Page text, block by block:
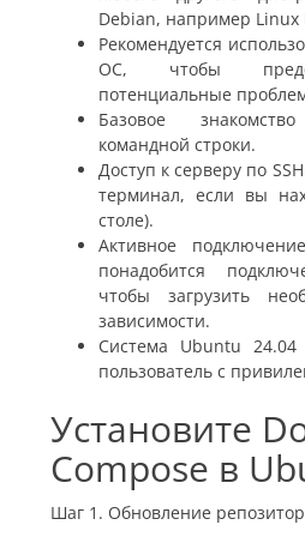
Debian, например Linux
Рекомендуется
ОС, чтобы
потенциальные
Базовое
командной строки.
Доступ к серверу по
терминал, если вы
столе).
Активное
понадобится
чтобы загрузить
зависимости.
Система Ubuntu
пользователь с
Установите
Compose в
Шаг 1. Обновление